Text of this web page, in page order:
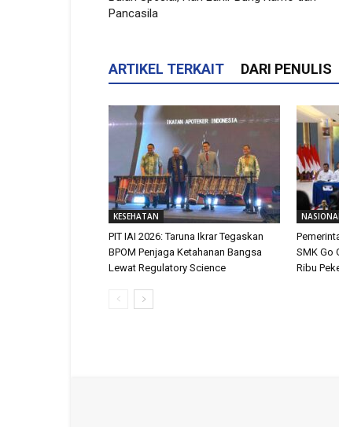
Pancasila
ARTIKEL TERKAIT DARI PENULIS
KESEHATAN
PIT IAI 2026: Taruna Ikrar Tegaskan
BPOM Penjaga Ketahanan Bangsa
Lewat Regulatory Science
SMK Go
Ribu